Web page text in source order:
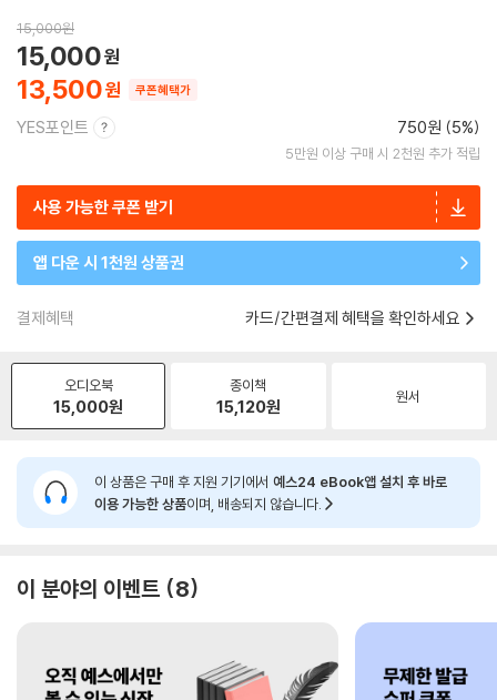
15,000원
13,500
15,000
쿠폰혜택가
YES포인트 750원 (5%)
5만원 이상 구매 시 2천원 추가 적립
사용 가능한 쿠폰 받기
앱 다운 시 1천원 상품권
결제혜택 카드/간편결제 혜택을 확인하세요
오디오북
15,000원
종이책
15,120원 원서
이 상품은 구매 후 지원 기기에서 예스24 eBook앱 설치 후 바로
이용 가능한 상품이며, 배송되지 않습니다.
이 분야의 이벤트 8